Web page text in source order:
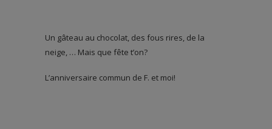
Un gâteau au chocolat, des fous rires, de la
neige, … Mais que fête t’on?
L’anniversaire commun de F. et moi!